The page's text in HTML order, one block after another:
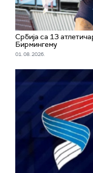
Србија са 13
Бирмингему
01. 08. 2026.